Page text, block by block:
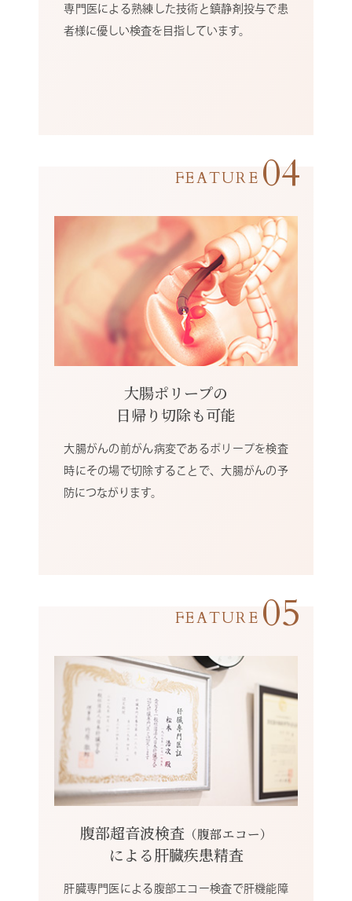
専門医による熟練した技術と鎮静剤投与で患
者様に優しい検査を目指しています。
04
大腸ポリープの
日帰り切除も可能
大腸がんの前がん病変であるポリープを検査
時にその場で切除することで、大腸がんの予
防につながります。
05
腹部超音波検査 （腹部エコー）
による肝臓疾患精査
肝臓専門医による腹部エコー検査で肝機能障